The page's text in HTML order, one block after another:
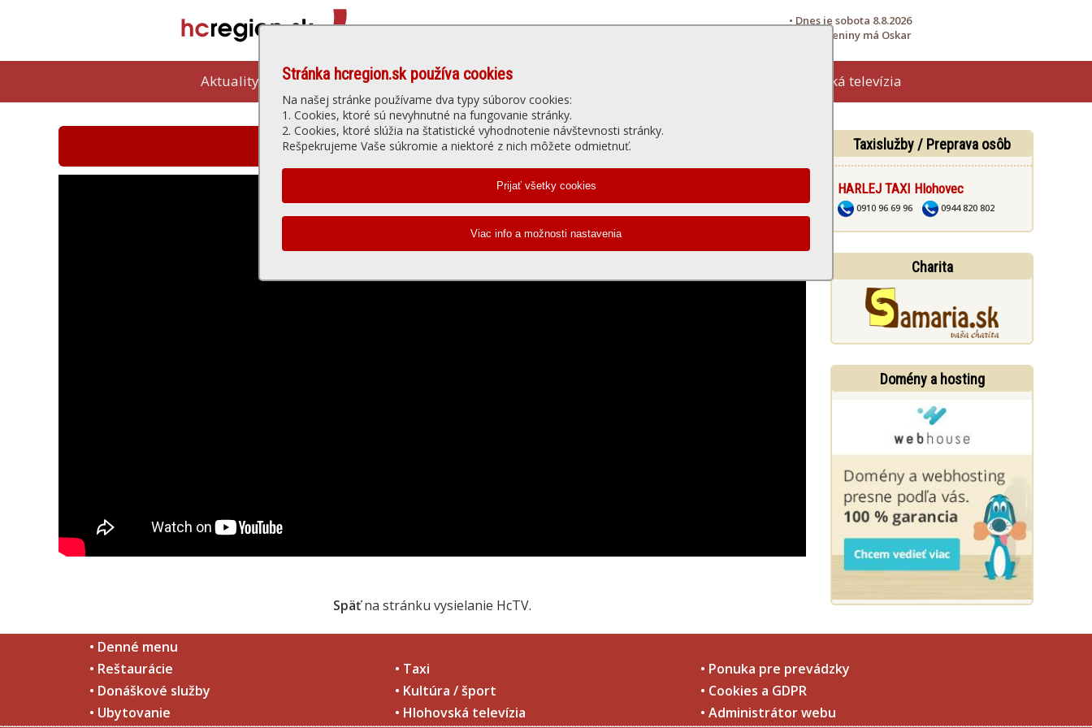
• Dnes je sobota 8.8.2026
• Meniny má Oskar
Aktuality Kam vybehnúť Denné menu Hlohovská televízia
Stránka hcregion.sk používa cookies
Na našej stránke používame dva typy súborov cookies:
1. Cookies, ktoré sú nevyhnutné na fungovanie stránky.
2. Cookies, ktoré slúžia na štatistické vyhodnotenie návštevnosti stránky.
Rešpekrujeme Vaše súkromie a niektoré z nich môžete odmietnuť.
Hlohovská televízia - prehrávanie videa
Späťna stránku vysielanie HcTV.
Taxislužby / Preprava osôb
HARLEJ TAXI Hlohovec
0910 96 69 96 0944 820 802
Charita
Domény a hosting
• Denné menu
• Reštaurácie
• Donáškové služby
• Ubytovanie
• Taxi
• Kultúra / šport
• Hlohovská televízia
• Ponuka pre prevádzky
• Cookies a GDPR
• Administrátor webu